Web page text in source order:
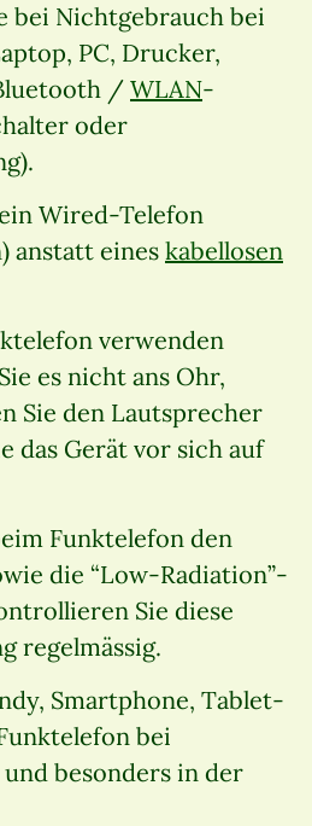
bei Nichtgebrauch bei
PC, Drucker,
/ WLAN-
oder
Wired-Telefon
anstatt eines kabellosen
verwenden
es nicht ans Ohr,
Sie den Lautsprecher
das Gerät vor sich auf
Funktelefon den
die “Low-Radiation”-
Sie diese
regelmässig.
Smartphone, Tablet-
bei
besonders in der